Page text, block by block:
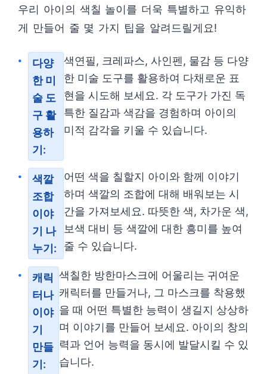
우리 아이의 색칠 놀이를 더욱 특별하고 유익하
게 만들어 줄 몇 가지 팁을 알려드릴게요!
다양
한 미
술 도
구 활
용하
기:
색연필, 크레파스, 사인펜, 물감 등 다양
한 미술 도구를 활용하여 다채로운 표
현을 시도해 보세요. 각 도구가 가진 독
특한 질감과 색감을 경험하며 아이의
미적 감각을 키울 수 있습니다.
색깔
조합
이야
기 나
누기:
어떤 색을 칠할지 아이와 함께 이야기
하며 색깔의 조합에 대해 배워보는 시
간을 가져보세요. 따뜻한 색, 차가운 색,
보색 대비 등 색깔에 대한 흥미를 높여
줄 수 있습니다.
캐릭
터나
이야
기
만들
기:
색칠한 방한마스크에 어울리는 귀여운
캐릭터를 만들거나, 그 마스크를 착용했
을 때 어떤 특별한 능력이 생길지 상상하
며 이야기를 만들어 보세요. 아이의 창의
력과 언어 능력을 동시에 발달시킬 수 있
습니다.